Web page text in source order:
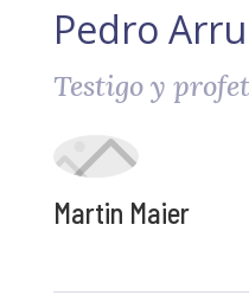
Pedro
Testigo y
Martin Maier